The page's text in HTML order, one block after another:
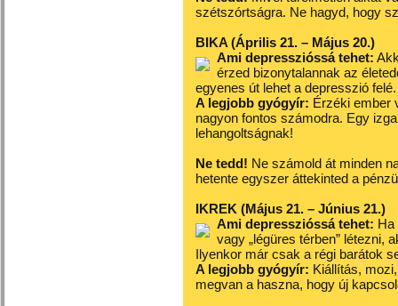
szétszórtságra. Ne hagyd, hogy
BIKA (Április 21. – Május 20.)
Ami depresszióssá tehet:
érzed bizonytalannak az
egyenes út lehet a depresszió felé.
A legjobb gyógyír: Érzéki ember
nagyon fontos számodra. Egy
lehangoltságnak!
Ne tedd! Ne számold át minden
hetente egyszer áttekinted a
IKREK (Május 21. – Június 21.)
Ami depresszióssá tehet: Ha
vagy „légüres térben” létezni,
Ilyenkor már csak a régi barátok
A legjobb gyógyír: Kiállítás,
megvan a haszna, hogy új